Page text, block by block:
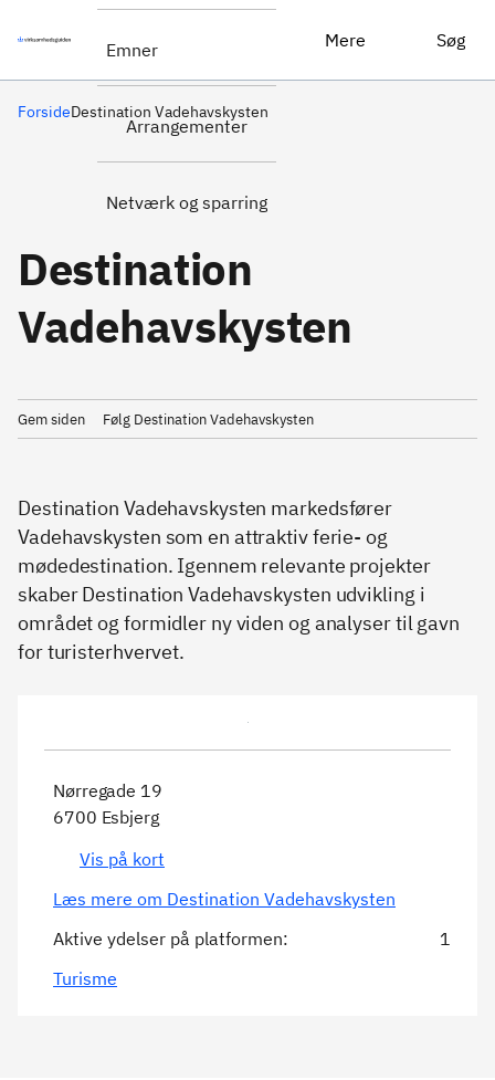
Emner
Arrangementer
Netværk og sparring
Mere Søg
ForsideDestination Vadehavskysten
Destination
Vadehavskysten
Gem siden Følg Destination Vadehavskysten
Destination Vadehavskysten markedsfører
Vadehavskysten som en attraktiv ferie- og
mødedestination. Igennem relevante projekter
skaber Destination Vadehavskysten udvikling i
området og formidler ny viden og analyser til gavn
for turisterhvervet.
Nørregade 19
6700 Esbjerg
Vis på kort
Læs mere om Destination Vadehavskysten
Aktive ydelser på platformen:
1
Turisme